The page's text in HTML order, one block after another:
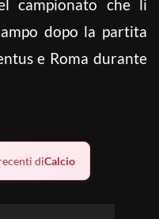
campionato che li
dopo la partita
e Roma durante
diCalcio